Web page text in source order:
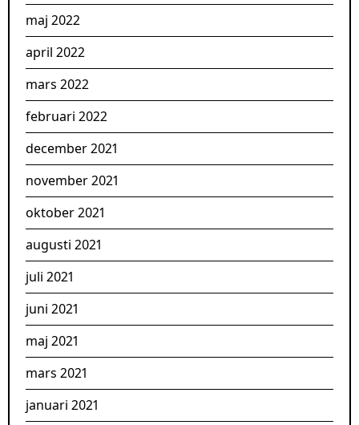
maj 2022
april 2022
mars 2022
februari 2022
december 2021
november 2021
oktober 2021
augusti 2021
juli 2021
juni 2021
maj 2021
mars 2021
januari 2021